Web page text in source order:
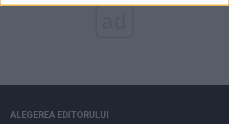
ALEGEREA EDITORULUI